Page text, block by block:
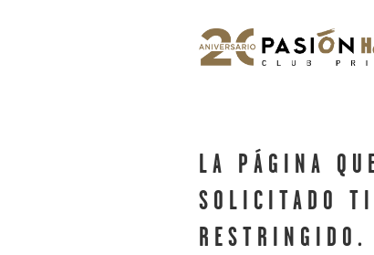
LA PÁGINA
SOLICITADO
RESTRINGIDO.